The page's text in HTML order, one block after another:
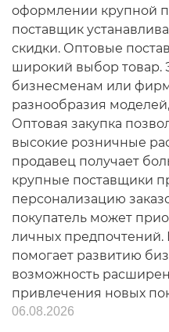
оформлении крупной
поставщик
скидки. Оптовые
широкий выбор товар.
бизнесменам или
разнообразия
Оптовая закупка
высокие розничные
продавец получает
крупные поставщики
персонализацию
покупатель может
личных предпочтений.
помогает развитию
возможность
привлечения новых
06.08.2026